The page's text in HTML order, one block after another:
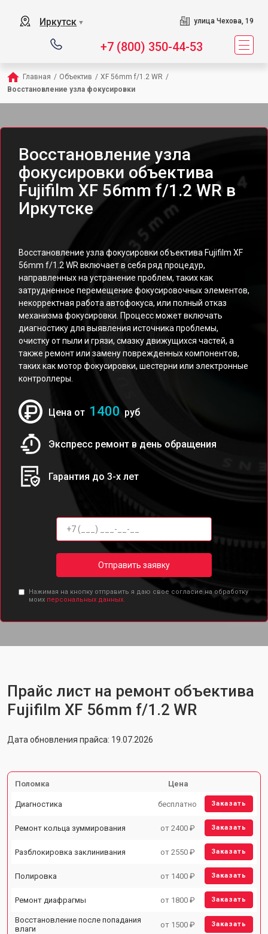
Иркутск ▼ улица Чехова, 19
+7 (800) 350-44-53
Главная / Объектив / XF 56mm f/1.2 WR /
Восстановление узла фокусировки
Восстановление узла
фокусировки объектива
Fujifilm XF 56mm f/1.2 WR в
Иркутске
Восстановление узла фокусировки объектива Fujifilm XF
56mm f/1.2 WR включает в себя ряд процедур,
направленных на устранение проблем, таких как
затрудненное перемещение фокусировочных элементов,
некорректная работа автофокуса, или полный отказ
механизма фокусировки. Процесс может включать
диагностику для выявления источника проблемы,
очистку от пыли и грязи, смазку движущихся частей, а
также ремонт или замену поврежденных компонентов,
таких как мотор фокусировки, шестерни или электронные
контроллеры.
Цена от 1400 руб
Экспресс ремонт в день обращения
Гарантия до 3-х лет
Отправить заявку
Нажимая на кнопку отправить я даю свое согласие на обработку
моих персональных данных.
Прайс лист на ремонт объектива
Fujifilm XF 56mm f/1.2 WR
Дата обновления прайса: 19.07.2026
Поломка Цена
Диагностика бесплатно Заказать
Ремонт кольца зуммирования от 2400 ₽ Заказать
Разблокировка заклинивания от 2550 ₽ Заказать
Полировка от 1400 ₽ Заказать
Ремонт диафрагмы от 1800 ₽ Заказать
Восстановление после попадания
влаги
от 1500 ₽ Заказать